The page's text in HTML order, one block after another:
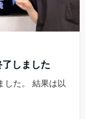
しました
した。 結果は以